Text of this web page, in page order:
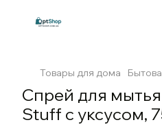
Товары для дома
Cпрей для
Stuff с уксусом,